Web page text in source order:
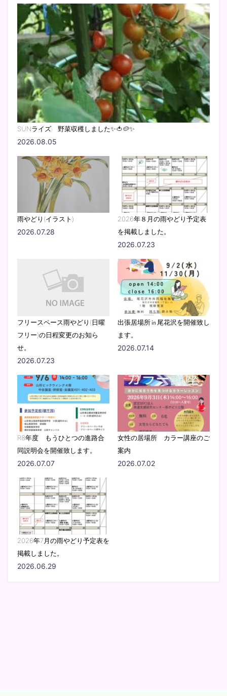
SUNライズ 野菜収穫しました✨🍅🥔✨
2026.08.05
雨やどり(イラスト)
2026.07.28
2026年８月の雨やどり予定表
を掲載しました。
2026.07.23
フリースペース雨やどり(日曜
フリー)の日程変更のお知ら
せ。
2026.07.23
出張居場所㏌尾花沢を開催致し
ます。
2026.07.14
R8年度 もうひとつの進路合
同説明会を開催致します。
2026.07.07
女性の居場所 カラー講座のご
案内
2026.07.02
2026年7月の雨やどり予定表を
掲載しました。
2026.06.29